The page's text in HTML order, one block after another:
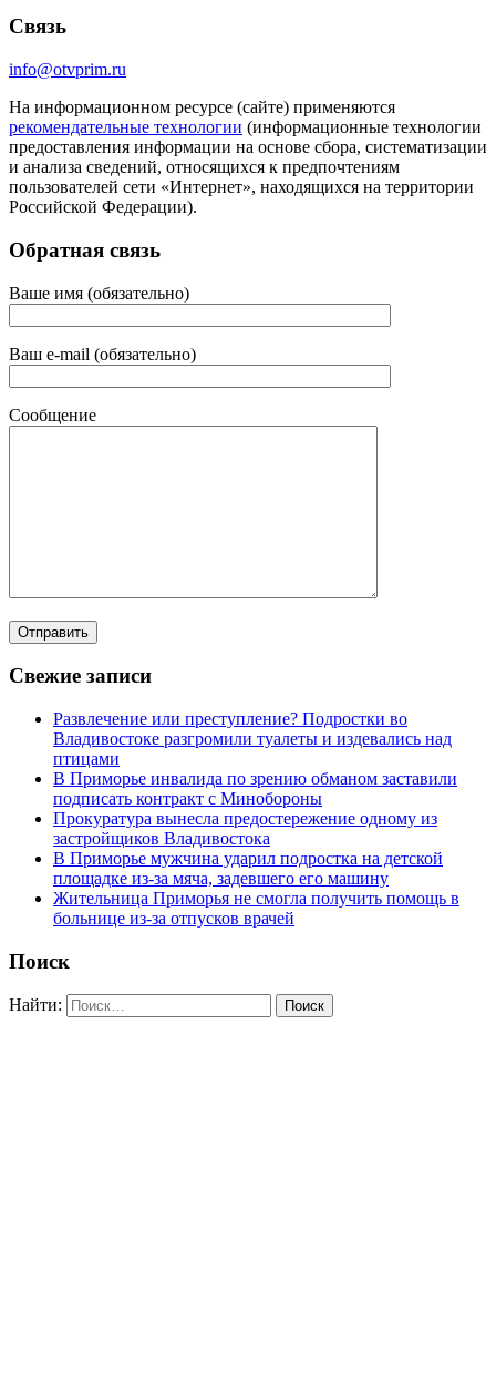
Связь
info@otvprim.ru
На информационном ресурсе (сайте) применяются
рекомендательные технологии (информационные технологии
предоставления информации на основе сбора, систематизации
и анализа сведений, относящихся к предпочтениям
пользователей сети «Интернет», находящихся на территории
Российской Федерации).
Обратная связь
Ваше имя (обязательно)
Ваш e-mail (обязательно)
Сообщение
Свежие записи
Развлечение или преступление? Подростки во
Владивостоке разгромили туалеты и издевались над
птицами
В Приморье инвалида по зрению обманом заставили
подписать контракт с Минобороны
Прокуратура вынесла предостережение одному из
застройщиков Владивостока
В Приморье мужчина ударил подростка на детской
площадке из-за мяча, задевшего его машину
Жительница Приморья не смогла получить помощь в
больнице из-за отпусков врачей
Поиск
Найти: